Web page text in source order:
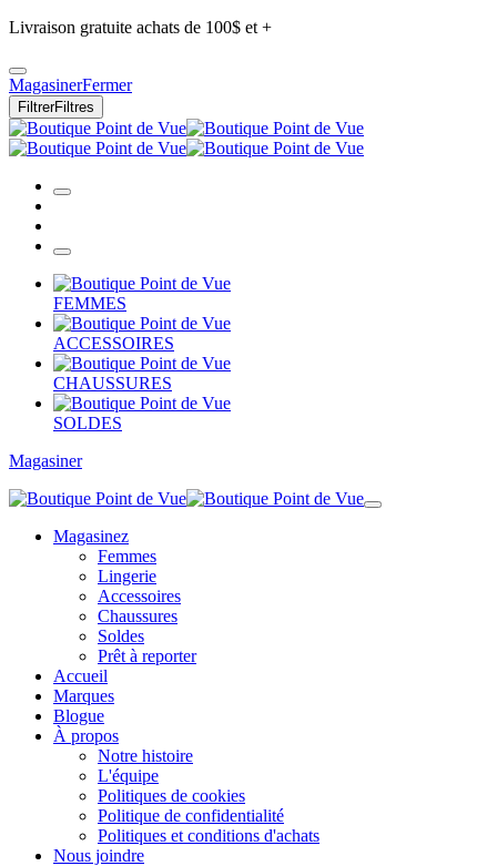
Livraison gratuite achats de 100$ et +
MagasinerFermer
FiltrerFiltres
FEMMES
ACCESSOIRES
CHAUSSURES
SOLDES
Magasiner
Magasinez
Femmes
Lingerie
Accessoires
Chaussures
Soldes
Prêt à reporter
Accueil
Marques
Blogue
À propos
Notre histoire
L'équipe
Politiques de cookies
Politique de confidentialité
Politiques et conditions d'achats
Nous joindre